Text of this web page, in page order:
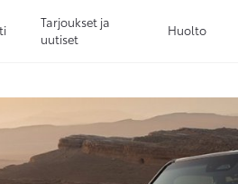
Tarjoukset ja
uutiset
Huolto